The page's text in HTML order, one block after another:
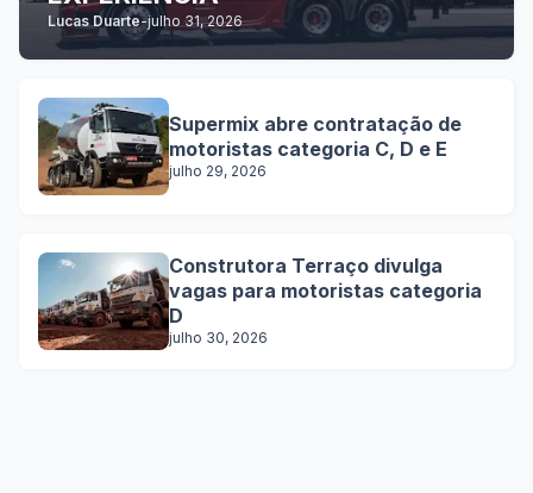
Lucas Duarte-julho 31, 2026
Supermix abre contratação de
motoristas categoria C, D e E
julho 29, 2026
Construtora Terraço divulga
vagas para motoristas categoria
D
julho 30, 2026